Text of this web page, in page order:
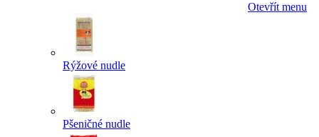
Otevřít menu
Rýžové nudle
Pšeničné nudle